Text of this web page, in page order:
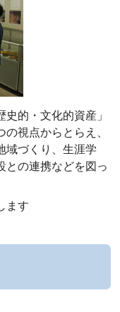
的・文化的資産」
の視点からとらえ、
域づくり、生涯学
との連携などを図っ
ます